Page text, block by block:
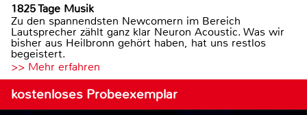
1825 Tage Musik
Zu den spannendsten Newcomern im Bereich
Lautsprecher zählt ganz klar Neuron Acoustic. Was wir
bisher aus Heilbronn gehört haben, hat uns restlos
begeistert.
>> Mehr erfahren
kostenloses Probeexemplar